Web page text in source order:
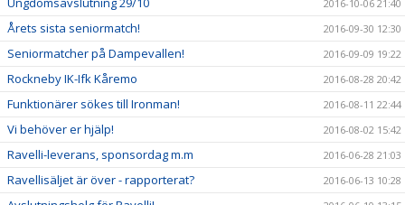
2016-10-06 21:40
Årets sista seniormatch! 2016-09-30 12:30
Seniormatcher på Dampevallen! 2016-09-09 19:22
Rockneby IK-Ifk Kåremo 2016-08-28 20:42
Funktionärer sökes till Ironman! 2016-08-11 22:44
Vi behöver er hjälp! 2016-08-02 15:42
Ravelli-leverans, sponsordag m.m 2016-06-28 21:03
Ravellisäljet är över - rapporterat? 2016-06-13 10:28